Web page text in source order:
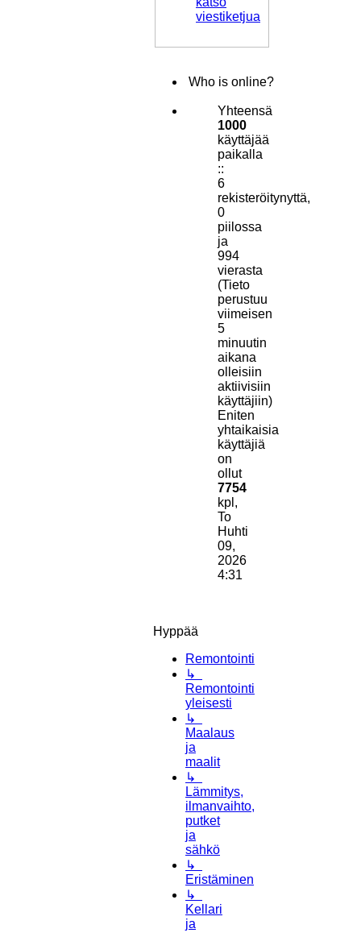
viestiketjua
Who is online?
Yhteensä
1000
käyttäjää
paikalla
::
6
rekisteröitynyttä,
0
piilossa
ja
994
vierasta
(Tieto
perustuu
viimeisen
5
minuutin
aikana
olleisiin
aktiivisiin
käyttäjiin)
Eniten
yhtaikaisia
käyttäjiä
on
ollut
7754
kpl,
To
Huhti
09,
2026
4:31
Hyppää
Remontointi
↳
Remontointi
yleisesti
↳
Maalaus
ja
maalit
↳
Lämmitys,
ilmanvaihto,
putket
ja
sähkö
↳
Eristäminen
↳
Kellari
ja